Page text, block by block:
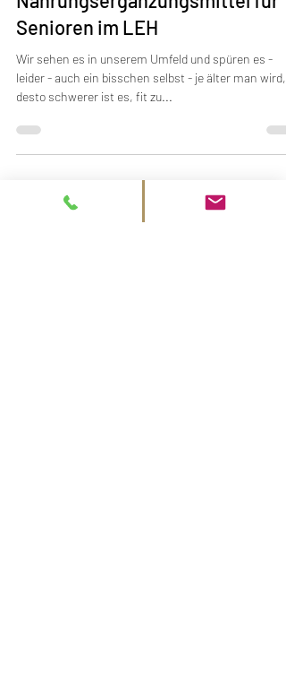
janine
19. Mai 2023
3 Min. Lesezeit
Nahrungsergänzungsmittel für
Senioren im LEH
leider - auch ein bisschen selbst - je älter man wird,
desto schwerer ist es, fit zu...